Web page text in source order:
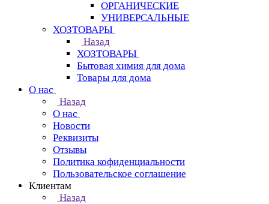
ОРГАНИЧЕСКИЕ
УНИВЕРСАЛЬНЫЕ
ХОЗТОВАРЫ
Назад
ХОЗТОВАРЫ
Бытовая химия для дома
Товары для дома
О нас
Назад
О нас
Новости
Реквизиты
Отзывы
Политика кофиденциальности
Пользовательское соглашение
Клиентам
Назад